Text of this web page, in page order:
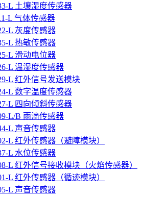
L 土壤湿度传感器
L 气体传感器
L 灰度传感器
L 热敏传感器
L 滑动电位器
L 温湿度传感器
L 红外信号发送模块
L 数字温度传感器
L 四向倾斜传感器
L/B 雨滴传感器
L 声音传感器
L 红外传感器（避障模块）
L 水位传感器
L 红外信号接收模块（火焰传感器）
L 红外传感器（循迹模块）
L 声音传感器